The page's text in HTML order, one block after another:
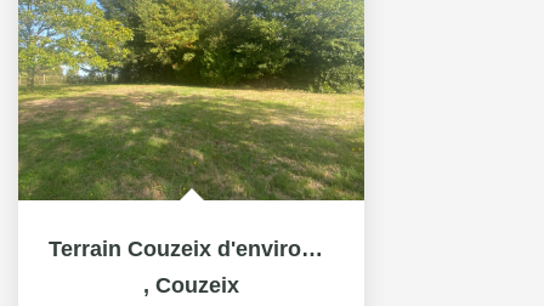
Terrain Couzeix d'environ 1350 m²
, Couzeix